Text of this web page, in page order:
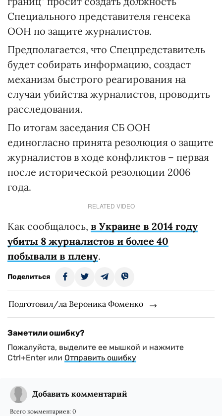
Специального представителя генсека
ООН по защите журналистов.
Предполагается, что Спецпредставитель
будет собирать информацию, создаст
механизм быстрого реагирования на
случаи убийства журналистов, проводить
расследования.
По итогам заседания СБ ООН
единогласно принята резолюция о защите
журналистов в ходе конфликтов – первая
после исторической резолюции 2006
года.
RELATED VIDEO
Как сообщалось, в Украине в 2014 году
убиты 8 журналистов и более 40
побывали в плену.
Поделиться
Подготовил/ла Вероника Фоменко
Заметили ошибку?
Пожалуйста, выделите ее мышкой и нажмите
Ctrl+Enter или Отправить ошибку
Добавить комментарий
Всего комментариев: 0